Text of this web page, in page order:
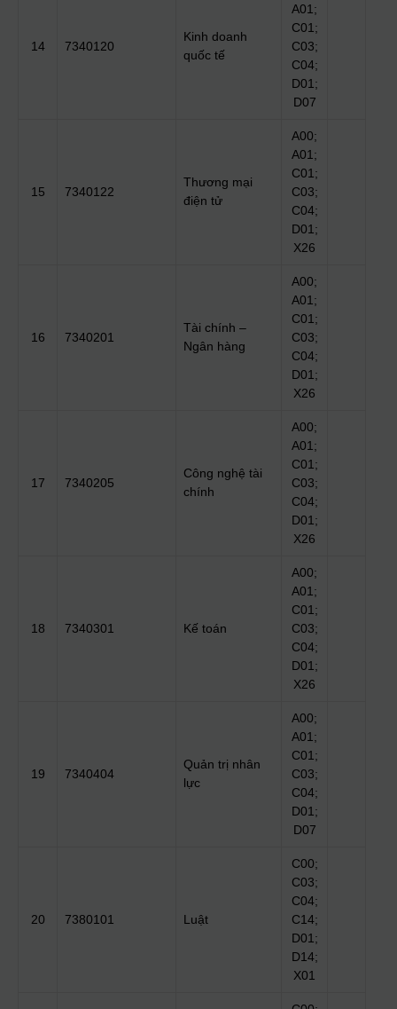
14 7340120
Kinh doanh
quốc tế
A01;
C01;
C03;
C04;
D01;
D07
15 7340122
Thương mại
điện tử
A00;
A01;
C01;
C03;
C04;
D01;
X26
16 7340201
Tài chính –
Ngân hàng
A00;
A01;
C01;
C03;
C04;
D01;
X26
17 7340205
Công nghệ tài
chính
A00;
A01;
C01;
C03;
C04;
D01;
X26
18 7340301 Kế toán
A00;
A01;
C01;
C03;
C04;
D01;
X26
19 7340404
Quản trị nhân
lực
A00;
A01;
C01;
C03;
C04;
D01;
D07
20 7380101 Luật
C00;
C03;
C04;
C14;
D01;
D14;
X01